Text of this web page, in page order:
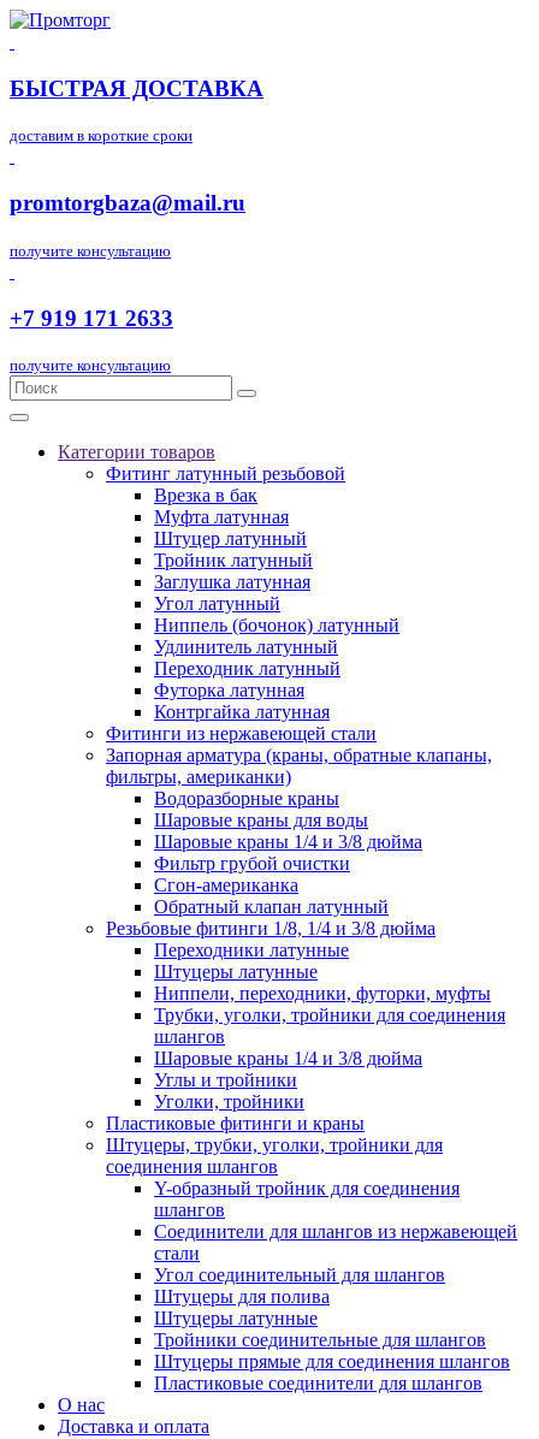
БЫСТРАЯ ДОСТАВКА
доставим в короткие сроки
promtorgbaza@mail.ru
получите консультацию
+7 919 171 2633
получите консультацию
Категории товаров
Фитинг латунный резьбовой
Врезка в бак
Муфта латунная
Штуцер латунный
Тройник латунный
Заглушка латунная
Угол латунный
Ниппель (бочонок) латунный
Удлинитель латунный
Переходник латунный
Футорка латунная
Контргайка латунная
Фитинги из нержавеющей стали
Запорная арматура (краны, обратные клапаны,
фильтры, американки)
Водоразборные краны
Шаровые краны для воды
Шаровые краны 1/4 и 3/8 дюйма
Фильтр грубой очистки
Сгон-американка
Обратный клапан латунный
Резьбовые фитинги 1/8, 1/4 и 3/8 дюйма
Переходники латунные
Штуцеры латунные
Ниппели, переходники, футорки, муфты
Трубки, уголки, тройники для соединения
шлангов
Шаровые краны 1/4 и 3/8 дюйма
Углы и тройники
Уголки, тройники
Пластиковые фитинги и краны
Штуцеры, трубки, уголки, тройники для
соединения шлангов
Y-образный тройник для соединения
шлангов
Соединители для шлангов из нержавеющей
стали
Угол соединительный для шлангов
Штуцеры для полива
Штуцеры латунные
Тройники соединительные для шлангов
Штуцеры прямые для соединения шлангов
Пластиковые соединители для шлангов
О нас
Доставка и оплата